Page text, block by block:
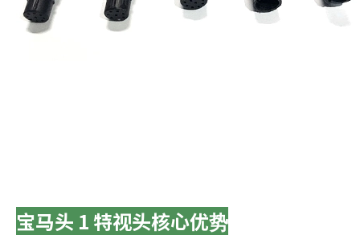
宝马头 1 特视头核心优势